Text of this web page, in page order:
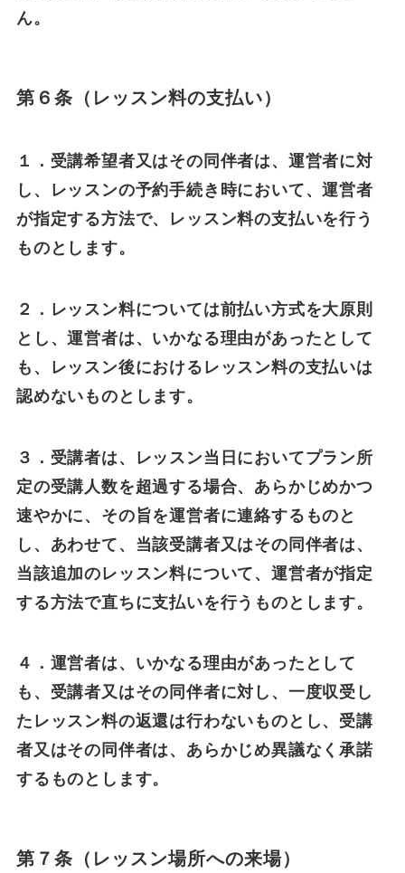
ん。
第６条（レッスン料の支払い）
１．受講希望者又はその同伴者は、運営者に対
し、レッスンの予約手続き時において、運営者
が指定する方法で、レッスン料の支払いを行う
ものとします。
２．レッスン料については前払い方式を大原則
とし、運営者は、いかなる理由があったとして
も、レッスン後におけるレッスン料の支払いは
認めないものとします。
３．受講者は、レッスン当日においてプラン所
定の受講人数を超過する場合、あらかじめかつ
速やかに、その旨を運営者に連絡するものと
し、あわせて、当該受講者又はその同伴者は、
当該追加のレッスン料について、運営者が指定
する方法で直ちに支払いを行うものとします。
４．運営者は、いかなる理由があったとして
も、受講者又はその同伴者に対し、一度収受し
たレッスン料の返還は行わないものとし、受講
者又はその同伴者は、あらかじめ異議なく承諾
するものとします。
第７条（レッスン場所への来場）